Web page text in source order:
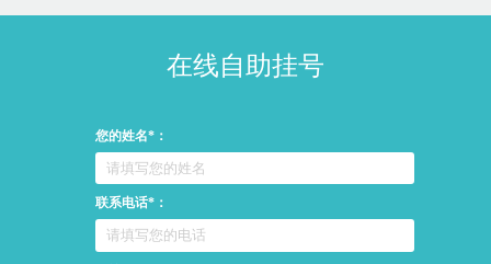
在线自助挂号
您的姓名*：
联系电话*：